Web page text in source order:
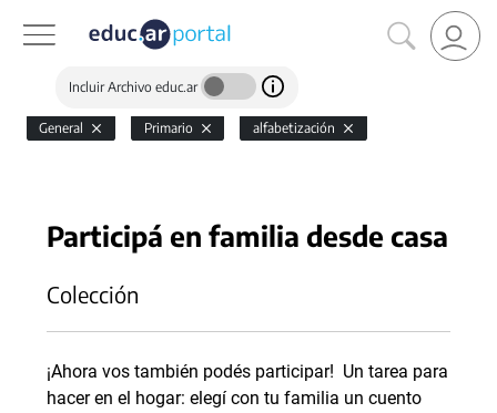
Incluir Archivo educ.ar
General Primario alfabetización
Participá en familia desde casa
Colección
¡Ahora vos también podés participar! Un tarea para
hacer en el hogar: elegí con tu familia un cuento